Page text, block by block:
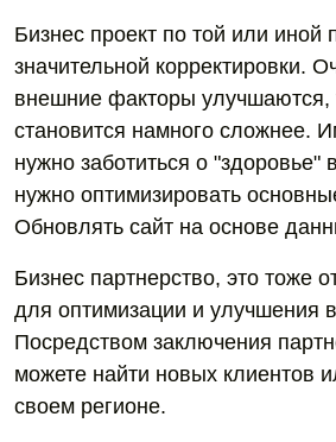
Бизнес проект по той или иной
значительной корректировки.
внешние факторы улучшаются,
становится намного сложнее.
нужно заботиться о "здоровье"
нужно оптимизировать
Обновлять сайт на основе
Бизнес партнерство, это тоже
для оптимизации и улучшения
Посредством заключения
можете найти новых клиентов
своем регионе.